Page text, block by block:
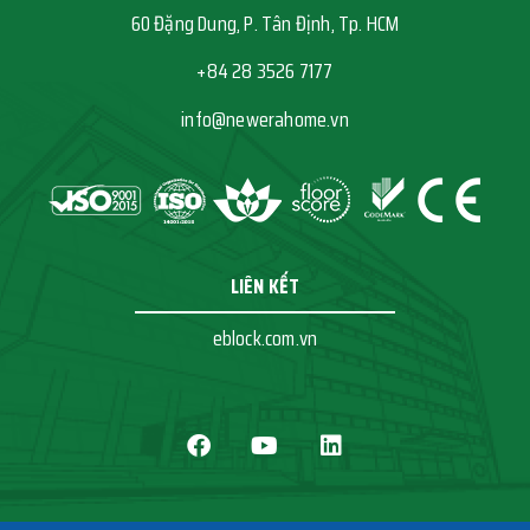
60 Đặng Dung, P. Tân Định, Tp. HCM
+84 28 3526 7177
info@newerahome.vn
LIÊN KẾT
eblock.com.vn